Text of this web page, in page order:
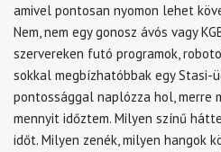
amivel pontosan nyomon lehet
Nem, nem egy gonosz ávós vagy
szervereken futó programok,
sokkal megbízhatóbbak egy Stasi-
pontossággal naplózza hol, merre
mennyit időztem. Milyen színű
időt. Milyen zenék, milyen hangok